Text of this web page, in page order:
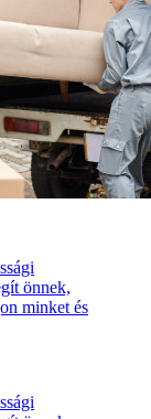
önnek,
minket és